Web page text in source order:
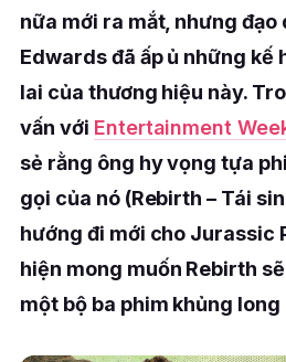
nữa mới ra mắt, nhưng đạo
Edwards đã ấp ủ những kế
lai của thương hiệu này.
vấn với Entertainment
sẻ rằng ông hy vọng tựa
gọi của nó (Rebirth – Tái
hướng đi mới cho Jurassic
hiện mong muốn Rebirth
một bộ ba phim khủng long